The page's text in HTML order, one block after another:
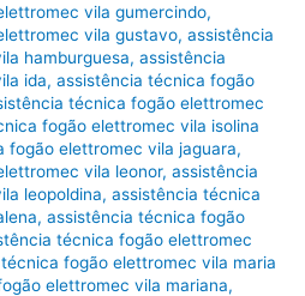
vila gumercindo,
vila gustavo,assistência
hamburguesa,assistência
ida,assistência técnica fogão
técnica fogão elettromec
fogão elettromec vila isolina
fogão elettromec vila jaguara,
vila leonor,assistência
leopoldina,assistência técnica
,assistência técnica fogão
técnica fogão elettromec
fogão elettromec vila maria
elettromec vila mariana,